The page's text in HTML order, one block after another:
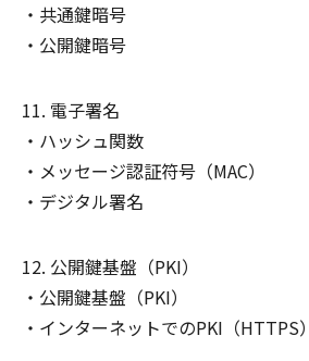
共通鍵暗号
公開鍵暗号
電子署名
ハッシュ関数
メッセージ認証符号（MAC）
デジタル署名
公開鍵基盤（PKI）
公開鍵基盤（PKI）
インターネットでのPKI（HTTPS）